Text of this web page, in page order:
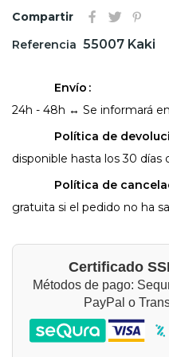
Compartir
Referencia 55007 Kaki
Envío
24h - 48h ↔ Se informará
Política de
disponible hasta los 30 días
Política de
gratuita si el pedido no ha
Certificado
Métodos de pago:
PayPal o